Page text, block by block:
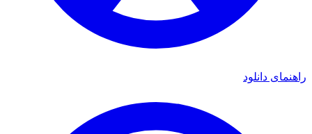
راهنمای دانلود